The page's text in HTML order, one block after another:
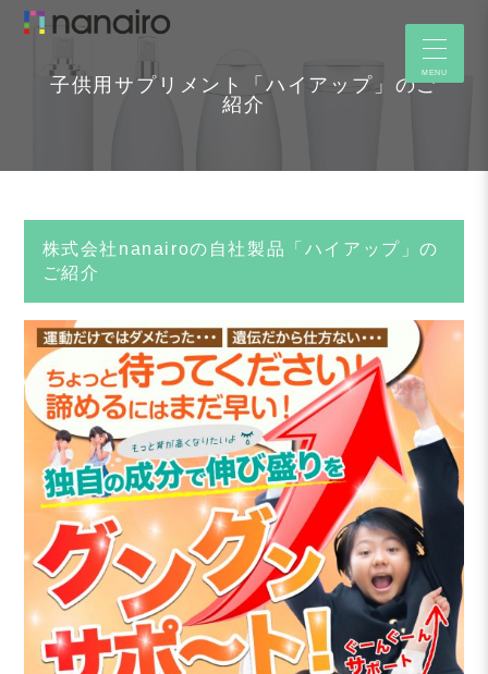
子供用サプリメント「ハイアップ」のご
紹介
株式会社nanairoの自社製品「ハイアップ」の
ご紹介
MENU